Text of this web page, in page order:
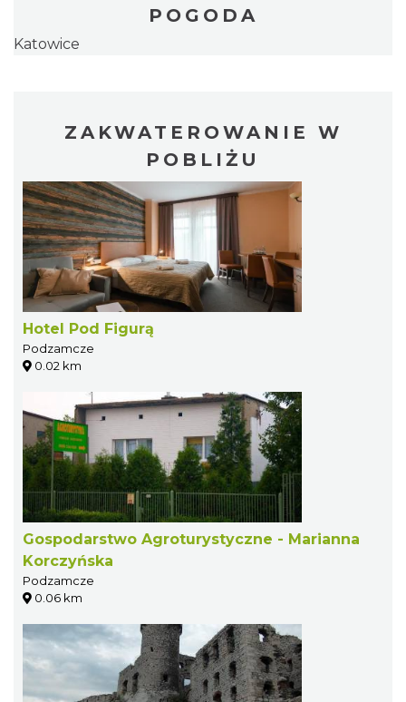
POGODA
Katowice
ZAKWATEROWANIE W
POBLIŻU
Hotel Pod Figurą
Podzamcze
0.02 km
Gospodarstwo Agroturystyczne - Marianna
Korczyńska
Podzamcze
0.06 km